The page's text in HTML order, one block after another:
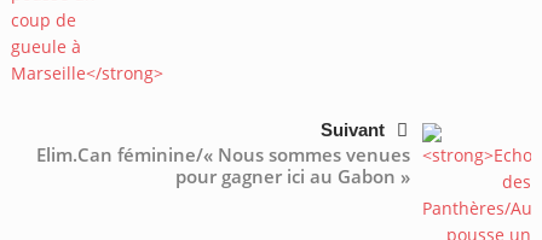
Suivant
Elim.Can féminine/« Nous sommes venues
pour gagner ici au Gabon »